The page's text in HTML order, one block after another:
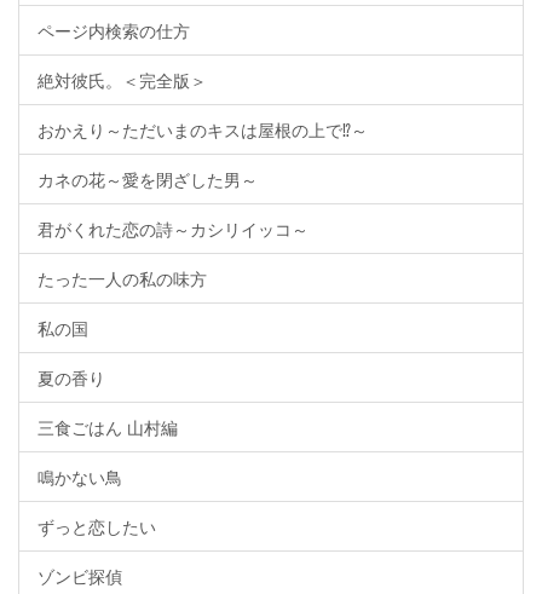
ページ内検索の仕方
絶対彼氏。＜完全版＞
おかえり～ただいまのキスは屋根の上で⁉～
カネの花～愛を閉ざした男～
君がくれた恋の詩～カシリイッコ～
たった一人の私の味方
私の国
夏の香り
三食ごはん 山村編
鳴かない鳥
ずっと恋したい
ゾンビ探偵